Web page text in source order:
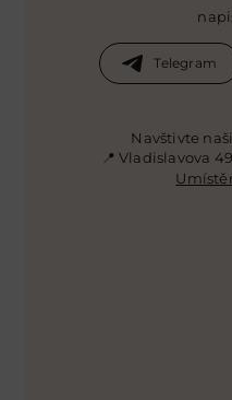
Telegram
Navštivte
📍 Vladislavova